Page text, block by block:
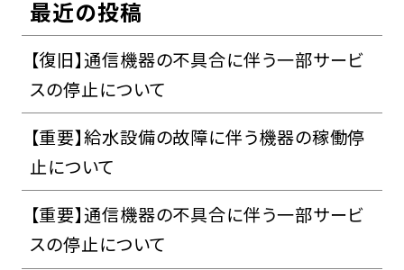
最近の投稿
【復旧】通信機器の不具合に伴う一部サービ
スの停止について
【重要】給水設備の故障に伴う機器の稼働停
止について
【重要】通信機器の不具合に伴う一部サービ
スの停止について